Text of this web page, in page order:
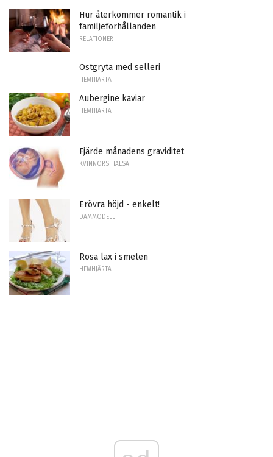
Hur återkommer romantik i
familjeförhållanden
RELATIONER
Ostgryta med selleri
HEMHJÄRTA
Aubergine kaviar
HEMHJÄRTA
Fjärde månadens graviditet
KVINNORS HÄLSA
Erövra höjd - enkelt!
DAMMODELL
Rosa lax i smeten
HEMHJÄRTA